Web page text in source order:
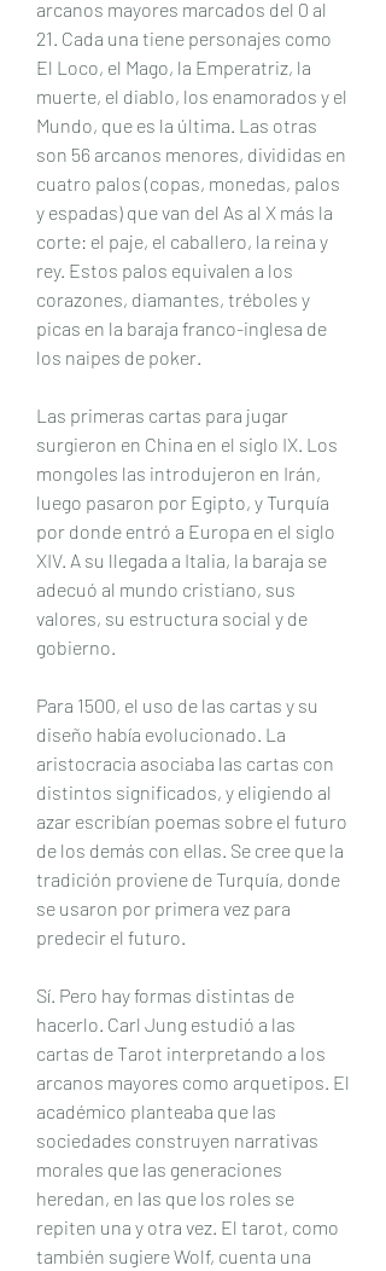
arcanos mayores marcados del 0 al
21. Cada una tiene personajes como
El Loco, el Mago, la Emperatriz, la
muerte, el diablo, los enamorados y el
Mundo, que es la última. Las otras
son 56 arcanos menores, divididas en
cuatro palos (copas, monedas, palos
y espadas) que van del As al X más la
corte: el paje, el caballero, la reina y
rey. Estos palos equivalen a los
corazones, diamantes, tréboles y
picas en la baraja franco-inglesa de
los naipes de poker.
Las primeras cartas para jugar
surgieron en China en el siglo IX. Los
mongoles las introdujeron en Irán,
luego pasaron por Egipto, y Turquía
por donde entró a Europa en el siglo
XIV. A su llegada a Italia, la baraja se
adecuó al mundo cristiano, sus
valores, su estructura social y de
gobierno.
Para 1500, el uso de las cartas y su
diseño había evolucionado. La
aristocracia asociaba las cartas con
distintos significados, y eligiendo al
azar escribían poemas sobre el futuro
de los demás con ellas. Se cree que la
tradición proviene de Turquía, donde
se usaron por primera vez para
predecir el futuro.
Sí. Pero hay formas distintas de
hacerlo. Carl Jung estudió a las
cartas de Tarot interpretando a los
arcanos mayores como arquetipos. El
académico planteaba que las
sociedades construyen narrativas
morales que las generaciones
heredan, en las que los roles se
repiten una y otra vez. El tarot, como
también sugiere Wolf, cuenta una